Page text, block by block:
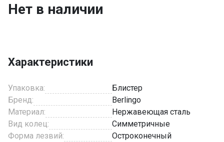
Нет в наличии
Характеристики
Упаковка:
Блистер
Бренд:
Berlingo
Материал:
Нержавеющая сталь
Вид колец:
Симметричные
Форма лезвий:
Остроконечный